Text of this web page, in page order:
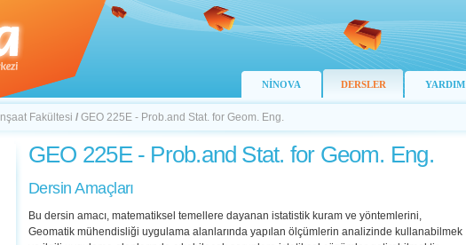
NİNOVA DERSLER YARDIM
İnşaat Fakültesi / GEO 225E - Prob.and Stat. for Geom. Eng.
GEO 225E - Prob.and Stat. for Geom. Eng.
Dersin Amaçları
Bu dersin amacı, matematiksel temellere dayanan istatistik kuram ve yöntemlerini,
Geomatik mühendisliği uygulama alanlarında yapılan ölçümlerin analizinde kullanabilmek